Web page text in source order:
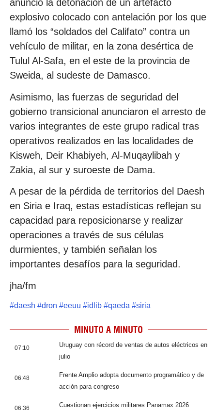
anunció la detonación de un artefacto
explosivo colocado con antelación por los que
llamó los “soldados del Califato” contra un
vehículo de militar, en la zona desértica de
Tulul Al-Safa, en el este de la provincia de
Sweida, al sudeste de Damasco.
Asimismo, las fuerzas de seguridad del
gobierno transicional anunciaron el arresto de
varios integrantes de este grupo radical tras
operativos realizados en las localidades de
Kisweh, Deir Khabiyeh, Al-Muqaylibah y
Zakia, al sur y suroeste de Dama.
A pesar de la pérdida de territorios del Daesh
en Siria e Iraq, estas estadísticas reflejan su
capacidad para reposicionarse y realizar
operaciones a través de sus células
durmientes, y también señalan los
importantes desafíos para la seguridad.
jha/fm
#daesh #dron #eeuu #idlib #qaeda #siria
MINUTO A MINUTO
07:10
Uruguay con récord de ventas de autos eléctricos en
julio
06:48
Frente Amplio adopta documento programático y de
acción para congreso
06:36
Cuestionan ejercicios militares Panamax 2026